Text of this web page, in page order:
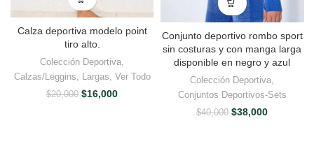
Calza deportiva modelo point
tiro alto.
Colección Deportiva,
Calzas/Leggins, Largas, Ver Todo
$20,000 El
$16,000El
Conjunto deportivo rombo sport
sin costuras y con manga larga
disponible en negro y azul
Colección Deportiva
Conjuntos Deportivos-Sets
$40,000 El
$38,000El